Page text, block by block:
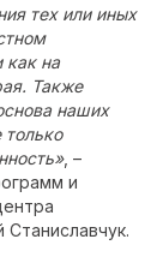
тех или иных
как на
Также
наших
, –
и